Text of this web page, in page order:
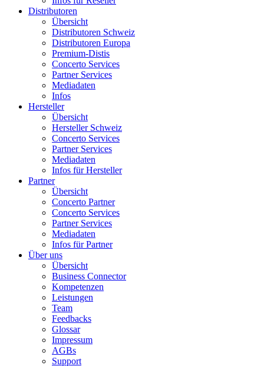
Distributoren
Übersicht
Distributoren Schweiz
Distributoren Europa
Premium-Distis
Concerto Services
Partner Services
Mediadaten
Infos
Hersteller
Übersicht
Hersteller Schweiz
Concerto Services
Partner Services
Mediadaten
Infos für Hersteller
Partner
Übersicht
Concerto Partner
Concerto Services
Partner Services
Mediadaten
Infos für Partner
Über uns
Übersicht
Business Connector
Kompetenzen
Leistungen
Team
Feedbacks
Glossar
Impressum
AGBs
Support